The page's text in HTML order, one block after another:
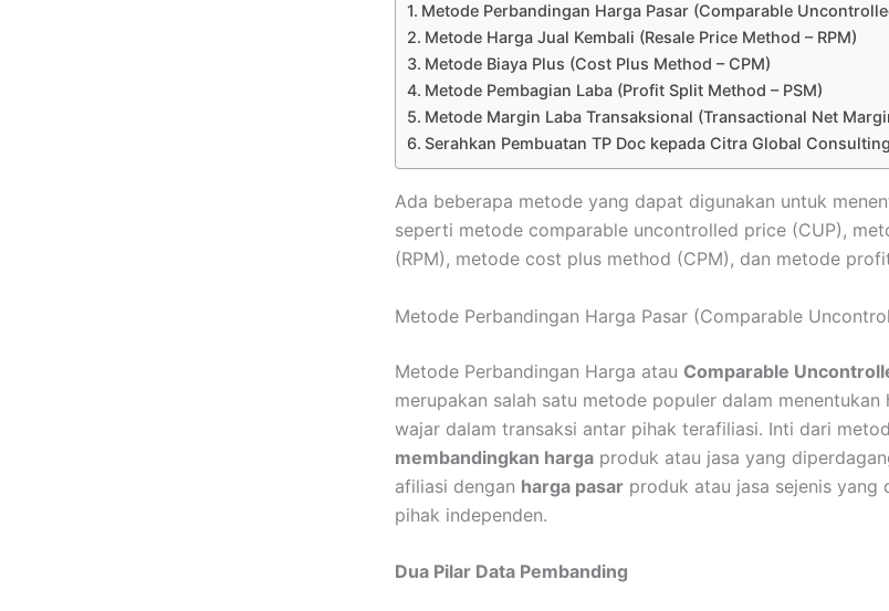
Metode Perbandingan Harga Pasar (Comparable
Metode Harga Jual Kembali (Resale Price Method – RPM)
Metode Biaya Plus (Cost Plus Method – CPM)
Metode Pembagian Laba (Profit Split Method – PSM)
Metode Margin Laba Transaksional (Transactional Net
Serahkan Pembuatan TP Doc kepada Citra Global Consulting
Ada beberapa metode yang dapat digunakan untuk
seperti metode comparable uncontrolled price (CUP),
(RPM), metode cost plus method (CPM), dan metode
Metode Perbandingan Harga Pasar (Comparable
Metode Perbandingan Harga atau Comparable
merupakan salah satu metode populer dalam menentukan
wajar dalam transaksi antar pihak terafiliasi. Inti dari
membandingkan harga produk atau jasa yang
afiliasi dengan harga pasar produk atau jasa sejenis yang
pihak independen.
Dua Pilar Data Pembanding